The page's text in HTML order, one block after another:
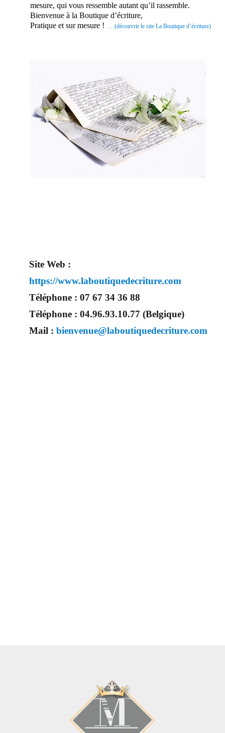
mesure, qui vous ressemble autant qu’il rassemble.
Bienvenue à la Boutique d’écriture,
Pratique et sur mesure !
…(découvrir le site La Boutique d’écriture)
Site Web :
https://www.laboutiquedecriture.com
Téléphone : 07 67 34 36 88
Téléphone : 04.96.93.10.77 (Belgique)
Mail : bienvenue@laboutiquedecriture.com